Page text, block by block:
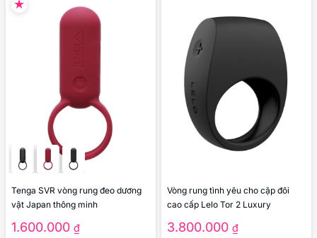
Tenga SVR vòng rung đeo dương
vật Japan thông minh
1.600.000 ₫
Vòng rung tình yêu cho cặp đôi
cao cấp Lelo Tor 2 Luxury
3.800.000 ₫